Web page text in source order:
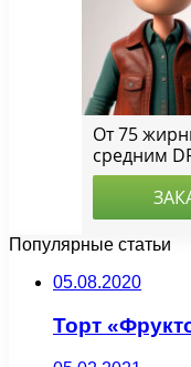
Популярные статьи
05.08.2020
Торт